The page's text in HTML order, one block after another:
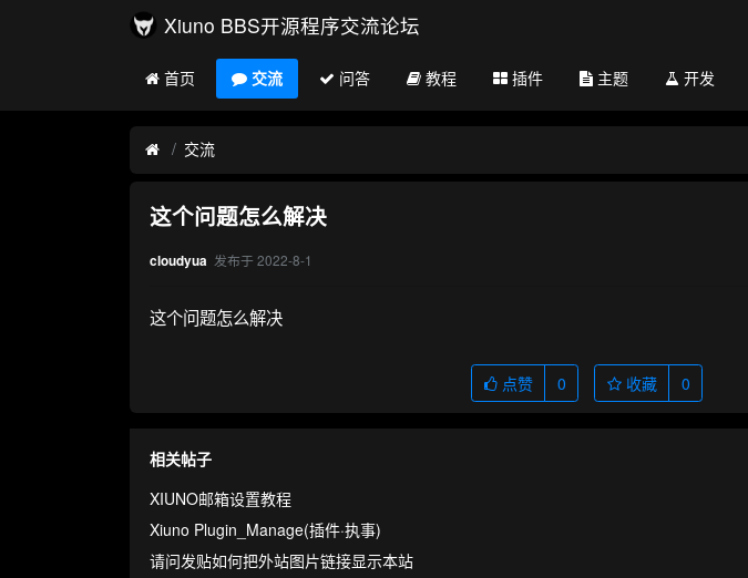
Xiuno BBS开源程序交流论坛
首页 交流 问答 教程 插件 主题 开发
交流
这个问题怎么解决
cloudyua 发布于 2022-8-1
这个问题怎么解决
点赞 0 收藏 0
相关帖子
XIUNO邮箱设置教程
Xiuno Plugin_Manage(插件·执事)
请问发贴如何把外站图片链接显示本站